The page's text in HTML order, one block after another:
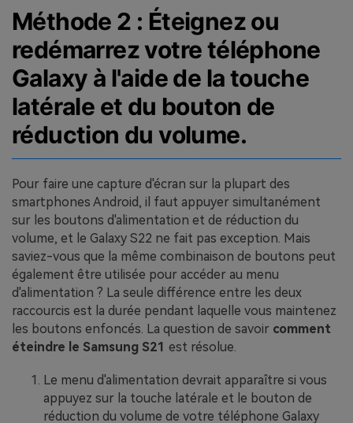
Méthode 2 : Éteignez ou
redémarrez votre téléphone
Galaxy à l'aide de la touche
latérale et du bouton de
réduction du volume.
Pour faire une capture d'écran sur la plupart des
smartphones Android, il faut appuyer simultanément
sur les boutons d'alimentation et de réduction du
volume, et le Galaxy S22 ne fait pas exception. Mais
saviez-vous que la même combinaison de boutons peut
également être utilisée pour accéder au menu
d'alimentation ? La seule différence entre les deux
raccourcis est la durée pendant laquelle vous maintenez
les boutons enfoncés. La question de savoir comment
éteindre le Samsung S21 est résolue.
Le menu d'alimentation devrait apparaître si vous
appuyez sur la touche latérale et le bouton de
réduction du volume de votre téléphone Galaxy